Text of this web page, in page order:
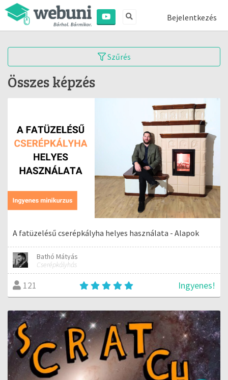
Bejelentkezés
Szűrés
Összes képzés
A fatüzelésű cserépkályha helyes használata - Alapok
Bathó Mátyás
Cserépkályhás
121 Ingyenes!